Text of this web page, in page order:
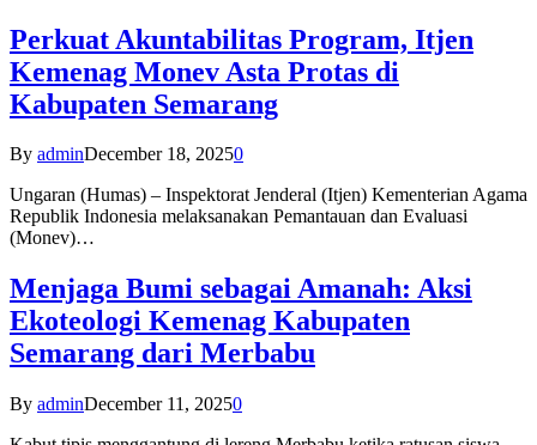
Perkuat Akuntabilitas Program, Itjen
Kemenag Monev Asta Protas di
Kabupaten Semarang
By adminDecember 18, 20250
Ungaran (Humas) – Inspektorat Jenderal (Itjen) Kementerian Agama
Republik Indonesia melaksanakan Pemantauan dan Evaluasi
(Monev)…
Menjaga Bumi sebagai Amanah: Aksi
Ekoteologi Kemenag Kabupaten
Semarang dari Merbabu
By adminDecember 11, 20250